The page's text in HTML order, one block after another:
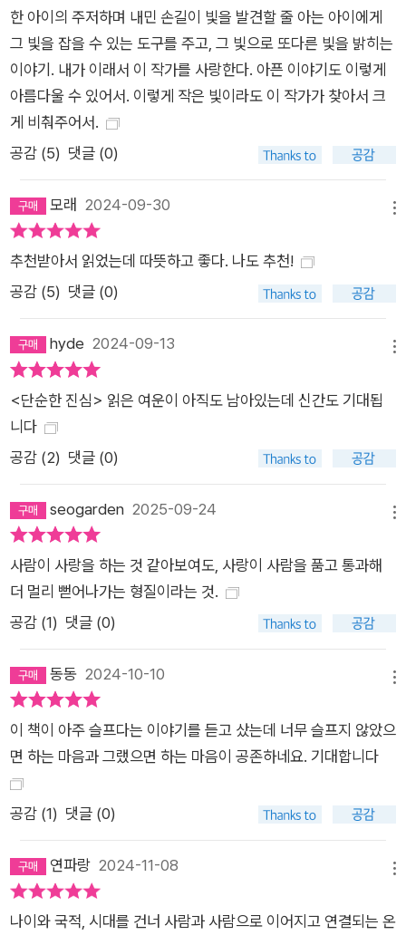
곳으로 한달음에 달려갔을 거라고 생각하며 고민 끝에 제안을 수
락한다. 하지만 이 사실을 알게 된 민영이 딸을 돌보는 동안에는
“좋고 따뜻하고 아름다운” 것만 보면 좋겠다고, “언제 죽을지 모
르는 사람의 말을 들어야 하는”(39쪽) 그런 일은 하지 않으면 좋
겠다고 말하면서 잔잔했던 두 사람의 일상은 조금씩 흔들리기 시
작한다. 하지만 두 사람의 바람은 같다. 딸을 안전하게 키워내고
인 이유는 그녀가 임신부이기 때문이다. 자신과 민영처럼 한 생명
을 향한 애정과 책임감을 강하게 느끼고 있는 사람이라는 사실이
뱃속의 아기와 함께 우크라이나의 하르키우에 거주하고 있는데,
하르키우는 러시아와의 국경과 가까운 탓에 일상적으로 공습과
가 거주했지만 계속되는 공습으로 대부분 피난을 떠나 지금은 나
스차 부부와 이웃인 옥사나밖에 남지 않았다. 나스차는 공습 사이
렌이 울릴 때마다 옥사나와 함께 지하실의 식품 창고에 몸을 숨기
면서 전쟁의 공포와 위험을 온몸으로 체감한다. 나스차는 이런 상
황에서 과연 무사히 아이를 낳을 수 있을지 걱정하면서도 아이를
위해 불안한 마음을 다잡는다. 주저하지 않고 서로의 손을 맞잡는
용기, 그 온기를 타고 환하게 점등하는 삶 나스차와의 인터뷰를
계기로 한국에 있는 승준과 영국에 있는 권은이 다시 연락을 주고
받게 된다. 그리고 두 사람을 중심으로 빛의 물결이 점차 퍼져나
가듯 다른 사람들의 사연이 펼쳐지기 시작한다. ‘호의’에는 강력
한 힘이 있어서 그것을 건네받은 사람은 다른 사람에게도 자신이
저마다 국적과 나이대가 다르며 직접적인 접점이 없는 경우도 많
지만, 파동의 형태로 넓게 퍼지고 겹치는 빛처럼 서로의 삶에 깊
이 스며든다. 이들은 자신이 처한 상황에 관계없이 도움이 필요한
이에게 손길을 내미는 것을, 서로의 삶에 긴밀하게 연결되는 것을
유만으로 도움의 손길을 내미는 인물들은 전쟁의 폭력성을 한순
람들을”(86쪽) 살게 하는 것은 거창한 무언가가 아닌 “휙 지나가
는 빛”(230쪽)처럼 가볍고 연약해 보이는 무언가임을 너무나도
잘 알고 있다. 이들에게서 시작된 가느다란 빛은 승준이 권은에게
한 아이의 주저하며 내민 손길이 빛을 발견할 줄 아는 아이에게
그 빛을 잡을 수 있는 도구를 주고, 그 빛으로 또다른 빛을 밝히는
이야기. 내가 이래서 이 작가를 사랑한다. 아픈 이야기도 이렇게
아름다울 수 있어서. 이렇게 작은 빛이라도 이 작가가 찾아서 크
게 비춰주어서.
공감 (5) 댓글 (0)
모래 2024-09-30
추천받아서 읽었는데 따뜻하고 좋다. 나도 추천!
공감 (5) 댓글 (0)
hyde 2024-09-13
<단순한 진심> 읽은 여운이 아직도 남아있는데 신간도 기대됩
니다
공감 (2) 댓글 (0)
seogarden 2025-09-24
사람이 사랑을 하는 것 같아보여도, 사랑이 사람을 품고 통과해
더 멀리 뻗어나가는 형질이라는 것.
공감 (1) 댓글 (0)
동동 2024-10-10
이 책이 아주 슬프다는 이야기를 듣고 샀는데 너무 슬프지 않았으
면 하는 마음과 그랬으면 하는 마음이 공존하네요. 기대합니다
공감 (1) 댓글 (0)
연파랑 2024-11-08
나이와 국적, 시대를 건너 사람과 사람으로 이어지고 연결되는 온